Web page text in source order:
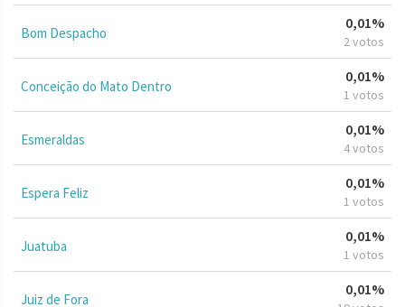
Bom Despacho
0,01%
2 votos
Conceição do Mato Dentro
0,01%
1 votos
Esmeraldas
0,01%
4 votos
Espera Feliz
0,01%
1 votos
Juatuba
0,01%
1 votos
Juiz de Fora
0,01%